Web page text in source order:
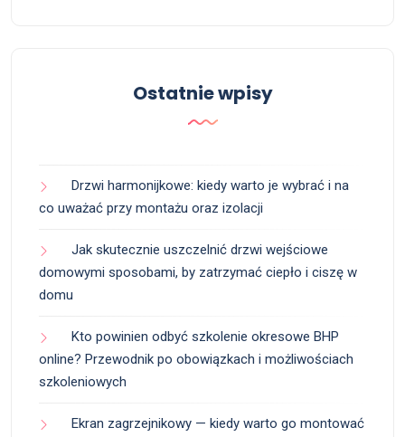
Ostatnie wpisy
Drzwi harmonijkowe: kiedy warto je wybrać i na
co uważać przy montażu oraz izolacji
Jak skutecznie uszczelnić drzwi wejściowe
domowymi sposobami, by zatrzymać ciepło i ciszę w
domu
Kto powinien odbyć szkolenie okresowe BHP
online? Przewodnik po obowiązkach i możliwościach
szkoleniowych
Ekran zagrzejnikowy — kiedy warto go montować